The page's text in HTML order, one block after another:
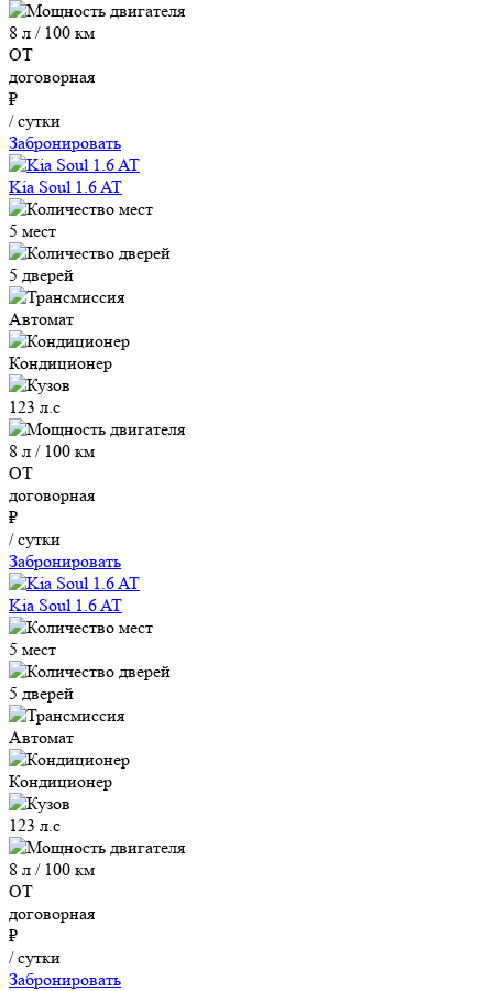
8 л / 100 км
ОТ
договорная
₽
/ сутки
Забронировать
Kia Soul 1.6 AT
5 мест
5 дверей
Автомат
Кондиционер
123 л.с
8 л / 100 км
ОТ
договорная
₽
/ сутки
Забронировать
Kia Soul 1.6 AT
5 мест
5 дверей
Автомат
Кондиционер
123 л.с
8 л / 100 км
ОТ
договорная
₽
/ сутки
Забронировать